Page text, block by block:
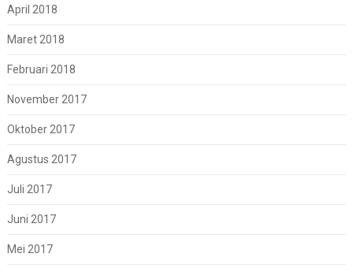
April 2018
Maret 2018
Februari 2018
November 2017
Oktober 2017
Agustus 2017
Juli 2017
Juni 2017
Mei 2017